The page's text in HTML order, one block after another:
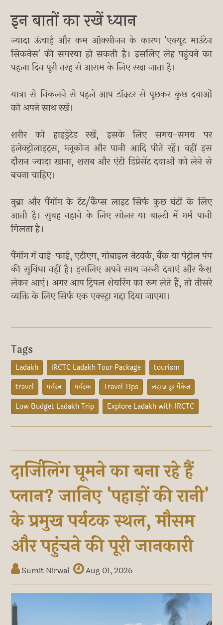
इन बातों का रखें ध्यान
ज्यादा ऊंचाई और कम ऑक्सीजन के कारण 'एक्यूट माउंटेन
सिकनेस' की समस्या हो सकती है। इसलिए लेह पहुंचने का
पहला दिन पूरी तरह से आराम के लिए रखा जाता है।
यात्रा से निकलने से पहले आप डॉक्टर से पूछकर कुछ दवाओं
को अपने साथ रखें।
शरीर को हाइड्रेटेड रखें, इसके लिए समय-समय पर
इलेक्ट्रोलाइट्स, ग्लूकोज और पानी आदि पीते रहें। वहीं इस
दौरान ज्यादा खाना, शराब और एंटी डिप्रेसेंट दवाओं को लेने से
बचना चाहिए।
नुब्रा और पैंगोंग के टेंट/कैंप्स लाइट सिर्फ कुछ घंटों के लिए
आती है। सुबह नहाने के लिए सोलर या बाल्टी में गर्म पानी
मिलता है।
पैंगोंग में वाई-फाई, एटीएम, मोबाइल नेटवर्क, बैंक या पेट्रोल पंप
की सुविधा नहीं है। इसलिए अपने साथ जरूरी दवाएं और कैश
लेकर आएं। अगर आप ट्रिपल शेयरिंग का रूम लेते हैं, तो तीसरे
व्यक्ति के लिए सिर्फ एक एक्स्ट्रा गद्दा दिया जाएगा।
Tags
Ladakh IRCTC Ladakh Tour Package
tourism
travel
पर्यटन पर्यटक Travel Tips
लद्दाख टूर पैकेज
Low Budget Ladakh Trip
Explore Ladakh with IRCTC
दार्जिलिंग घूमने का बना रहे हैं
प्लान? जानिए 'पहाड़ों की रानी'
के प्रमुख पर्यटक स्थल, मौसम
और पहुंचने की पूरी जानकारी
Sumit Nirwal Aug 01, 2026